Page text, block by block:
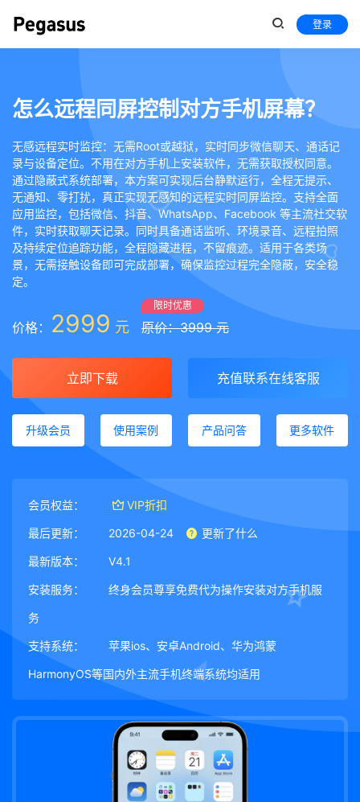
登录
怎么远程同屏控制对方手机屏幕？
无感远程实时监控：无需Root或越狱，实时同步微信聊天、通话记
录与设备定位。不用在对方手机上安装软件，无需获取授权同意。
通过隐蔽式系统部署，本方案可实现后台静默运行，全程无提示、
无通知、零打扰，真正实现无感知的远程实时同屏监控。支持全面
应用监控，包括微信、抖音、WhatsApp、Facebook 等主流社交软
件，实时获取聊天记录。同时具备通话监听、环境录音、远程拍照
及持续定位追踪功能，全程隐藏进程，不留痕迹。适用于各类场
景，无需接触设备即可完成部署，确保监控过程完全隐蔽，安全稳
定。
价格： 2999 元
限时优惠
原价：3999 元
立即下载 充值联系在线客服
升级会员 使用案例 产品问答 更多软件
会员权益： VIP折扣
最后更新： 2026-04-24 更新了什么
最新版本： V4.1
安装服务： 终身会员尊享免费代为操作安装对方手机服
务
支持系统： 苹果ios、安卓Android、华为鸿蒙
HarmonyOS等国内外主流手机终端系统均适用